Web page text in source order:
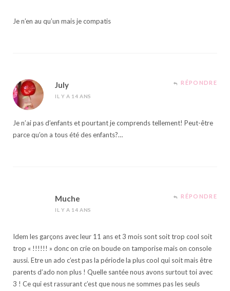
Je n’en au qu’un mais je compatis
July
IL Y A 14 ANS
RÉPONDRE
Je n’ai pas d’enfants et pourtant je comprends tellement! Peut-être
parce qu’on a tous été des enfants?…
Muche
IL Y A 14 ANS
RÉPONDRE
Idem les garçons avec leur 11 ans et 3 mois sont soit trop cool soit
trop « !!!!!! » donc on crie on boude on tamporise mais on console
aussi. Etre un ado c’est pas la période la plus cool qui soit mais être
parents d’ado non plus ! Quelle santée nous avons surtout toi avec
3 ! Ce qui est rassurant c’est que nous ne sommes pas les seuls